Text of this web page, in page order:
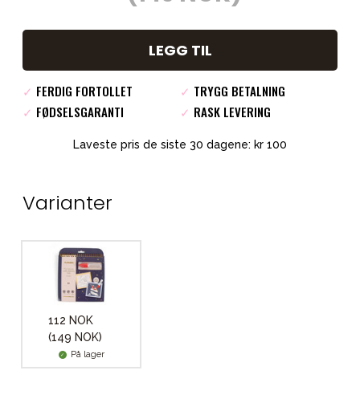
LEGG TIL
✓ FERDIG FORTOLLET ✓ TRYGG BETALNING
✓ FØDSELSGARANTI ✓ RASK LEVERING
Laveste pris de siste 30 dagene: kr 100
Varianter
112 NOK
(149 NOK)
På lager